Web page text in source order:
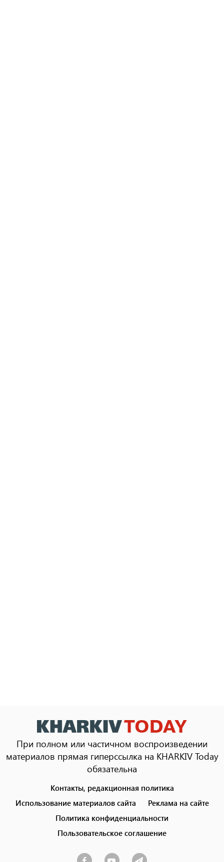
При полном или частичном воспроизведении
материалов прямая гиперссылка на KHARKIV Today
обязательна
menu
Контакты, редакционная политика
Использование материалов сайта
Реклама на сайте
Политика конфиденциальности
Пользовательское соглашение